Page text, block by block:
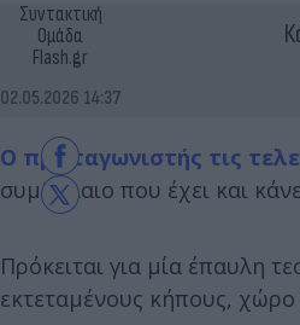
Συντακτική
Ομάδα
Flash.gr
02.05.2026 14:37
Ο πρωταγωνιστής τις
συμβόλαιο που έχει και
Πρόκειται για μία έπαυλη
εκτεταμένους κήπους, χώρο